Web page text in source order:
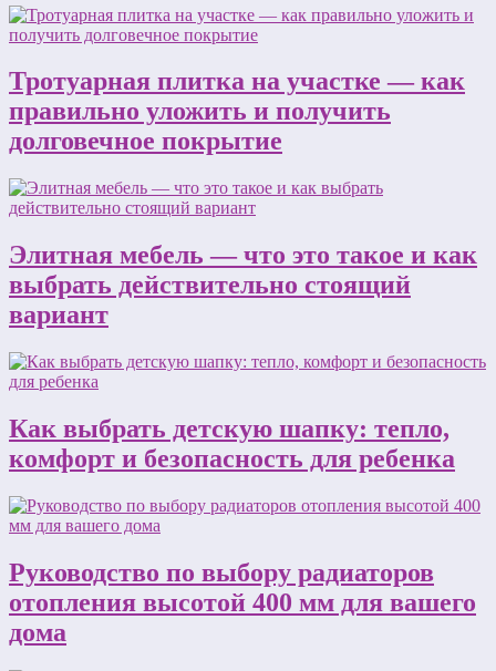
Тротуарная плитка на участке — как
правильно уложить и получить
долговечное покрытие
Элитная мебель — что это такое и как
выбрать действительно стоящий
вариант
Как выбрать детскую шапку: тепло,
комфорт и безопасность для ребенка
Руководство по выбору радиаторов
отопления высотой 400 мм для вашего
дома